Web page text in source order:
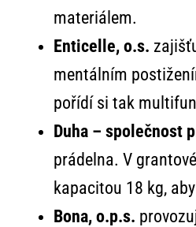
materiálem.
Enticelle, o.s.
mentálním
pořídí si tak
Duha – společnost
prádelna. V
kapacitou 18 kg,
Bona, o.p.s.